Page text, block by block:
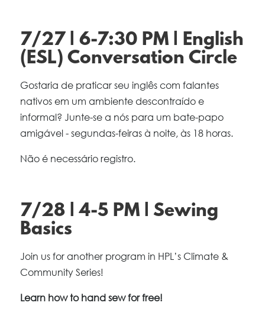
7/27 | 6-7:30 PM | English
(ESL) Conversation Circle
Gostaria de praticar seu inglês com falantes
nativos em um ambiente descontraído e
informal? Junte-se a nós para um bate-papo
amigável - segundas-feiras à noite, às 18 horas.
Não é necessário registro.
7/28 | 4-5 PM | Sewing
Basics
Join us for another program in HPL’s Climate &
Community Series!
Learn how to hand sew for free!